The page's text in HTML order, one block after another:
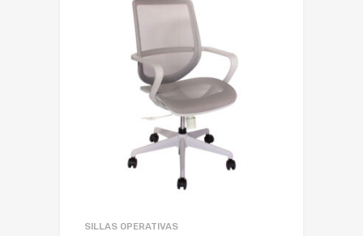
SILLAS OPERATIVAS